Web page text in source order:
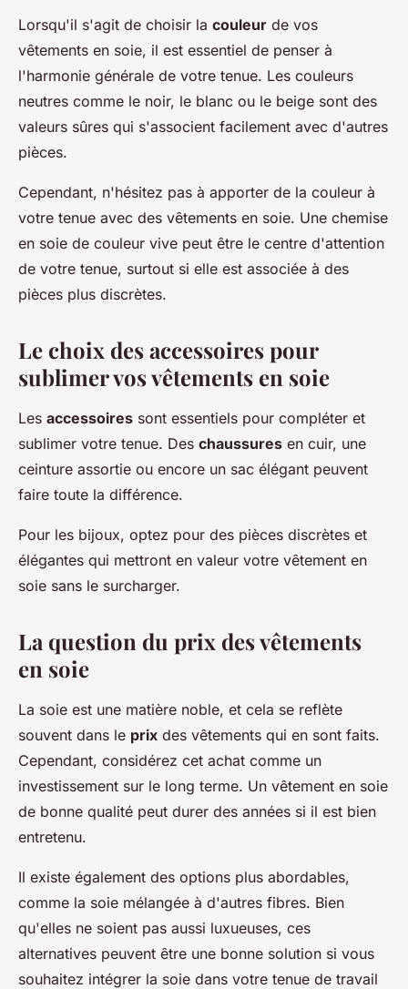
Lorsqu'il s'agit de choisir la couleur de vos
vêtements en soie, il est essentiel de penser à
l'harmonie générale de votre tenue. Les couleurs
neutres comme le noir, le blanc ou le beige sont des
valeurs sûres qui s'associent facilement avec d'autres
pièces.
Cependant, n'hésitez pas à apporter de la couleur à
votre tenue avec des vêtements en soie. Une chemise
en soie de couleur vive peut être le centre d'attention
de votre tenue, surtout si elle est associée à des
pièces plus discrètes.
Le choix des accessoires pour
sublimer vos vêtements en soie
Les accessoires sont essentiels pour compléter et
sublimer votre tenue. Des chaussures en cuir, une
ceinture assortie ou encore un sac élégant peuvent
faire toute la différence.
Pour les bijoux, optez pour des pièces discrètes et
élégantes qui mettront en valeur votre vêtement en
soie sans le surcharger.
La question du prix des vêtements
en soie
La soie est une matière noble, et cela se reflète
souvent dans le prix des vêtements qui en sont faits.
Cependant, considérez cet achat comme un
investissement sur le long terme. Un vêtement en soie
de bonne qualité peut durer des années si il est bien
entretenu.
Il existe également des options plus abordables,
comme la soie mélangée à d'autres fibres. Bien
qu'elles ne soient pas aussi luxueuses, ces
alternatives peuvent être une bonne solution si vous
souhaitez intégrer la soie dans votre tenue de travail